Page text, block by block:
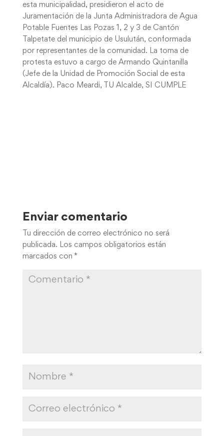
esta municipalidad, presidieron el acto de
Juramentación de la Junta Administradora de Agua
Potable Fuentes Las Pozas 1, 2 y 3 de Cantón
Talpetate del municipio de Usulután, conformada
por representantes de la comunidad. La toma de
protesta estuvo a cargo de Armando Quintanilla
(Jefe de la Unidad de Promoción Social de esta
Alcaldía). Paco Meardi, TU Alcalde, SI CUMPLE
Enviar comentario
Tu dirección de correo electrónico no será
publicada. Los campos obligatorios están
marcados con *